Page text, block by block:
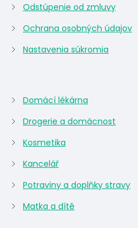
Domácí lékárna
Drogerie a domácnost
Kosmetika
Kancelář
Potraviny a doplňky stravy
Matka a dítě
Odstúpenie od zmluvy
Ochrana osobných údajov
Nastavenia súkromia